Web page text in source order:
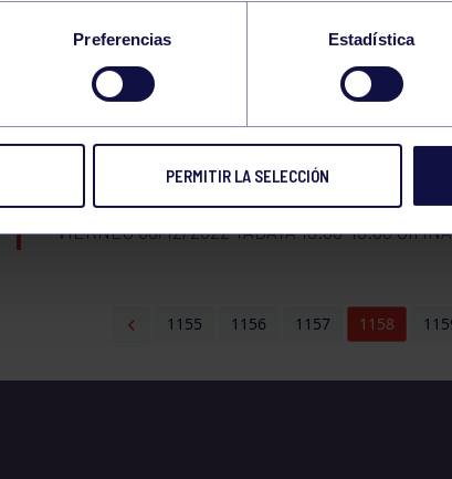
Preferencias Estadística
PERMITIR LA SELECCIÓN
FIESTA DESPEDIDA AÑO 30 DICIEMBRE DE
APUNTAR
VIERNES 30/12/2022 TÁBATA 11:00-11:30
VIERNES 30/12/2022 TÁBATA 19:00-19:30
1155 1156 1157 1158